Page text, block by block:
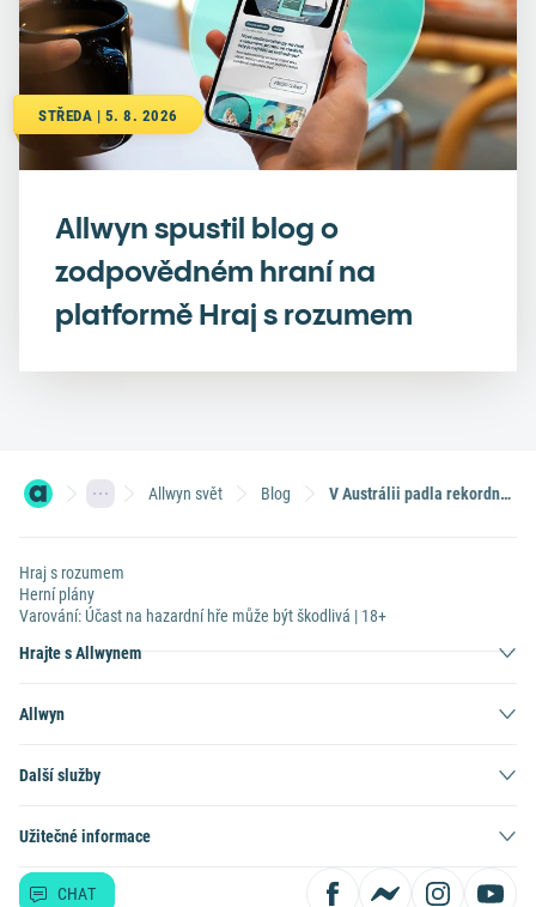
STŘEDA | 5. 8. 2026
Allwyn spustil blog o
zodpovědném hraní na
platformě Hraj s rozumem
Allwyn svět Blog V Austrálii padla rekordní výhra. Díky online hraní si žena vydělala 1,7 miliard
Hraj s rozumem
Herní plány
Varování: Účast na hazardní hře může být škodlivá | 18+
Hrajte s Allwynem
Allwyn
Další služby
Užitečné informace
CHAT